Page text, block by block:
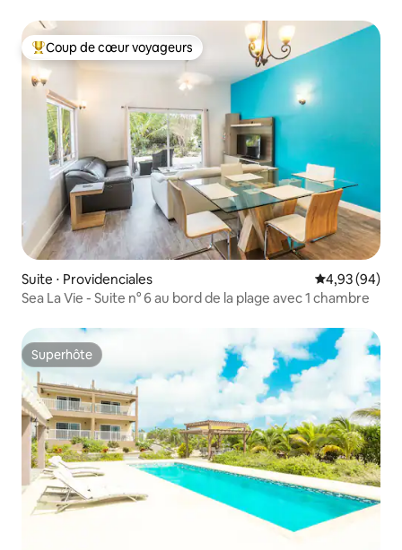
Coups de cœur voyageurs les plus appréciés
Coup de cœur voyageurs
Suite ⋅ Providenciales Évaluation
4,93 (94)
Sea La Vie - Suite n° 6 au bord de la plage avec 1 chambre
Superhôte
Superhôte